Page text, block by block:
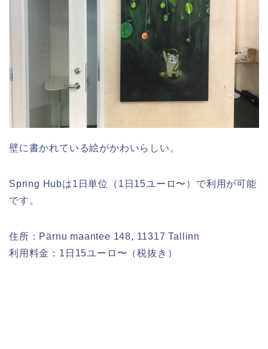
壁に書かれている絵がかわいらしい。
Spring Hubは1日単位（1日15ユーロ〜）で利用が可能
です。
住所：Pärnu maantee 148, 11317 Tallinn
利用料金：1日15ユーロ〜（税抜き）